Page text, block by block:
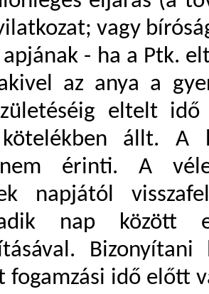
vagy
- ha a Ptk.
az anya a
eltelt
kötelékben állt. A
érinti. A
napjától
nap
fogamzási idő előtt